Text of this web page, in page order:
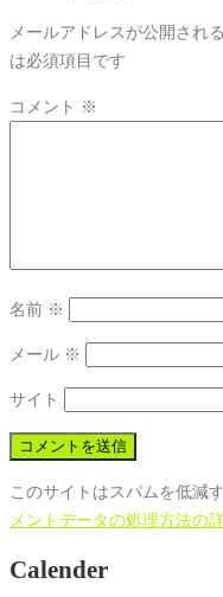
メールアドレスが公開され
は必須項目です
コメント ※
名前 ※
メール ※
サイト
このサイトはスパムを低減
メントデータの処理方法の
Calender